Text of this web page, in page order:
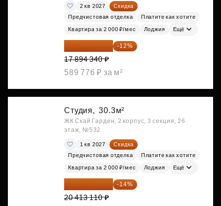
2 кв 2027
Скидка
Предчистовая отделка
Платите как хотите
Квартира за 2 000 ₽/мес Лоджия Ещё
15 747 019 ₽ -12%
17 894 340 ₽
589 776 ₽ за м²
Студия, 30.3м²
ЖК Скай Гарден, 2 корпус, 3 секция, 26
этаж, №532
1 кв 2027
Скидка
Предчистовая отделка
Платите как хотите
Квартира за 2 000 ₽/мес Лоджия Ещё
17 555 275 ₽ -14%
20 413 110 ₽